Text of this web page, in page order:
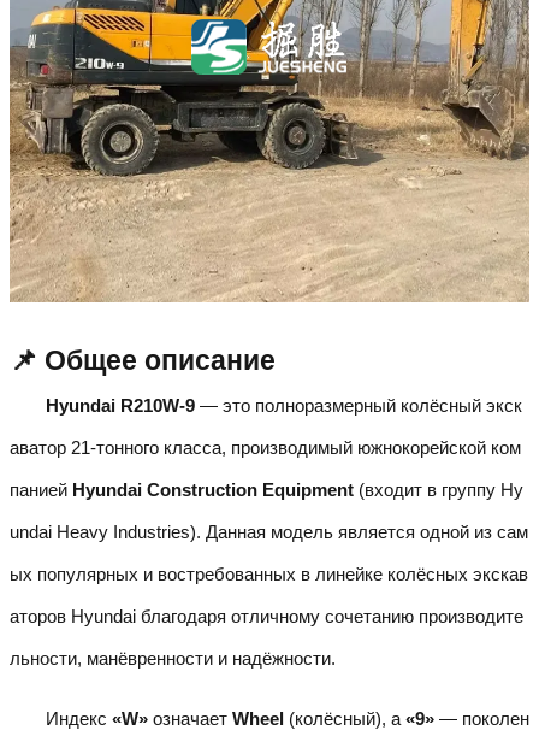
📌 Общее описание
Hyundai R210W-9 — это полноразмерный колёсный экск
аватор 21-тонного класса, производимый южнокорейской ком
панией Hyundai Construction Equipment (входит в группу Hy
undai Heavy Industries). Данная модель является одной из сам
ых популярных и востребованных в линейке колёсных экскав
аторов Hyundai благодаря отличному сочетанию производите
льности, манёвренности и надёжности.
Индекс «W» означает Wheel (колёсный), а «9» — поколен